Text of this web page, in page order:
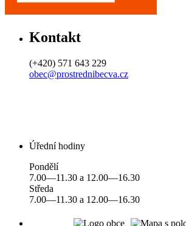
Kontakt
(+420) 571 643 229
obec@prostrednibecva.cz
Úřední hodiny
Pondělí
7.00—11.30 a 12.00—16.30
Středa
7.00—11.30 a 12.00—16.30